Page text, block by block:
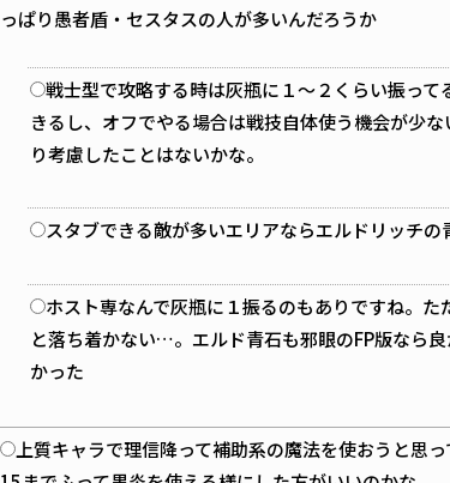
っぱり愚者盾・セスタスの人が多いんだろうか
戦士型で攻略する時は灰瓶に１～２くらい振っ
きるし、オフでやる場合は戦技自体使う機会が少
り考慮したことはないかな。
スタブできる敵が多いエリアならエルドリッチ
ホスト専なんで灰瓶に１振るのもありですね。
と落ち着かない…。エルド青石も邪眼のFP版なら
かった
上質キャラで理信降って補助系の魔法を使おうと思